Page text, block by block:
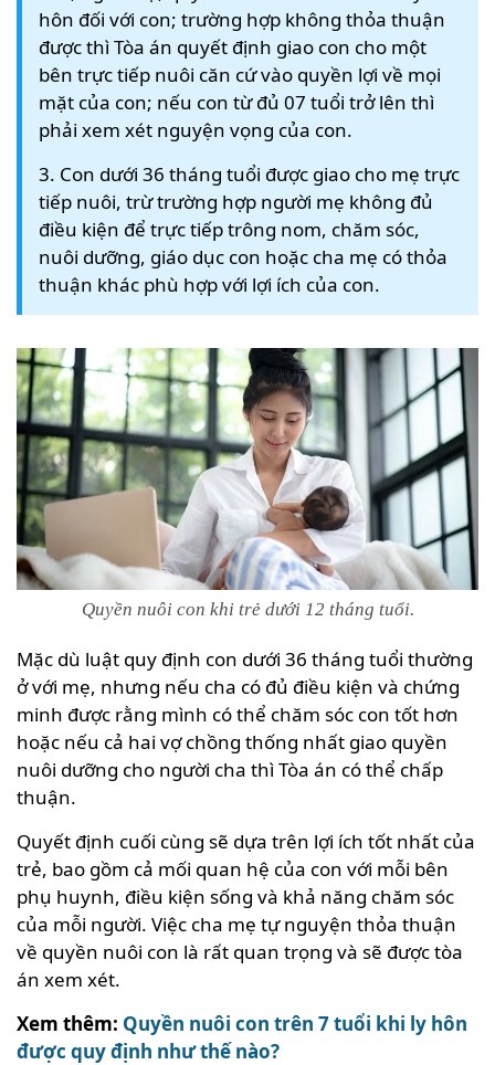
hôn đối với con; trường hợp không thỏa thuận
được thì Tòa án quyết định giao con cho một
bên trực tiếp nuôi căn cứ vào quyền lợi về mọi
mặt của con; nếu con từ đủ 07 tuổi trở lên thì
phải xem xét nguyện vọng của con.
3. Con dưới 36 tháng tuổi được giao cho mẹ trực
tiếp nuôi, trừ trường hợp người mẹ không đủ
điều kiện để trực tiếp trông nom, chăm sóc,
nuôi dưỡng, giáo dục con hoặc cha mẹ có thỏa
thuận khác phù hợp với lợi ích của con.
Quyền nuôi con khi trẻ dưới 12 tháng tuổi.
Mặc dù luật quy định con dưới 36 tháng tuổi thường
ở với mẹ, nhưng nếu cha có đủ điều kiện và chứng
minh được rằng mình có thể chăm sóc con tốt hơn
hoặc nếu cả hai vợ chồng thống nhất giao quyền
nuôi dưỡng cho người cha thì Tòa án có thể chấp
thuận.
Quyết định cuối cùng sẽ dựa trên lợi ích tốt nhất của
trẻ, bao gồm cả mối quan hệ của con với mỗi bên
phụ huynh, điều kiện sống và khả năng chăm sóc
của mỗi người. Việc cha mẹ tự nguyện thỏa thuận
về quyền nuôi con là rất quan trọng và sẽ được tòa
án xem xét.
Xem thêm: Quyền nuôi con trên 7 tuổi khi ly hôn
được quy định như thế nào?